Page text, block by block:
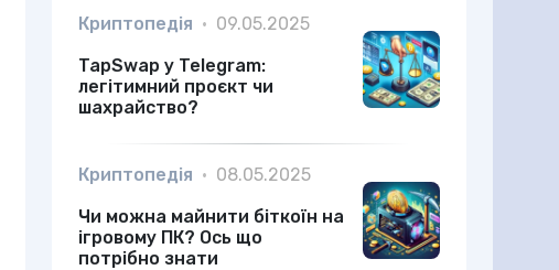
Криптопедія • 09.05.2025
TapSwap у Telegram:
легітимний проєкт чи
шахрайство?
Криптопедія • 08.05.2025
Чи можна майнити біткоїн на
ігровому ПК? Ось що
потрібно знати